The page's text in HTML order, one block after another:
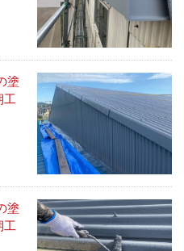
塗
工
塗
工